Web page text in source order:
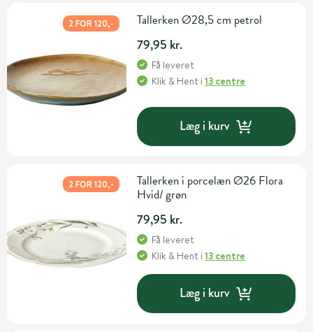
2 FOR 120,- Tallerken Ø28,5 cm petrol
79,95 kr.
Få leveret
Klik & Hent i13 centre
Læg i kurv
2 FOR 120,-
Tallerken i porcelæn Ø26 Flora
Hvid/ grøn
79,95 kr.
Få leveret
Klik & Hent i13 centre
Læg i kurv